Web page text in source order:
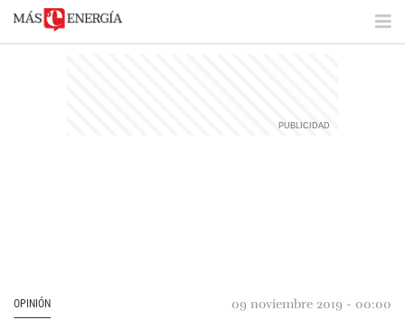
OPINIÓN 09 noviembre 2019 - 00:00